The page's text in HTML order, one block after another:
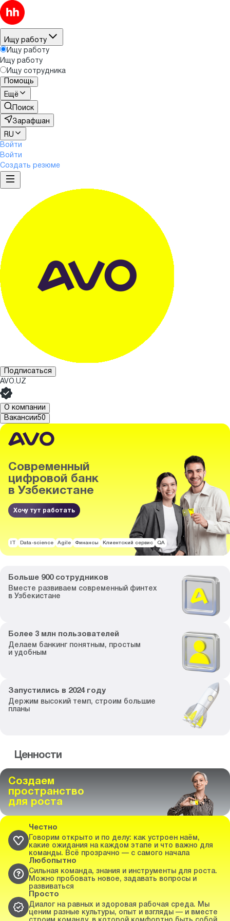
Ищу работу
Ищу работу
Ищу работу
Ищу сотрудника
Помощь
Ещё
Поиск
Зарафшан
RU
Войти
Войти
Создать резюме
Подписаться
AVO.UZ
О компании
Вакансии50
Современный
цифровой банк
в Узбекистане
Хочу тут работать
Data-science Agile Финансы Клиентский сервис QA
Больше 900сотрудников
Вместе развиваем современный финтех
в Узбекистане
Более 3 млн пользователей
Делаем банкинг понятным, простым
и удобным
Запустились в 2024году
Держим высокий темп, строим большие
планы
Ценности
Создаем
пространство
для роста
Честно
Говорим открыто и по делу: как устроен наём,
какие ожидания на каждом этапе и что важно для
команды. Всё прозрачно — с самого начала
Любопытно
Сильная команда, знания и инструменты для роста.
Можно пробовать новое, задавать вопросы и
развиваться
Просто
Диалог на равных и здоровая рабочая среда. Мы
ценим разные культуры, опыт и взгляды — и вместе